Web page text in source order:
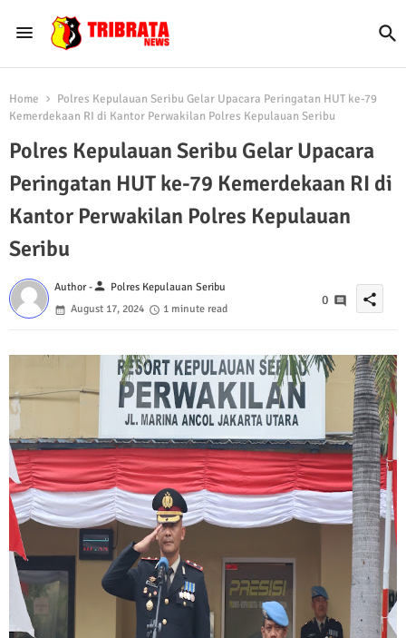
Home
Polres Kepulauan Seribu Gelar Upacara Peringatan HUT ke-79
Kemerdekaan RI di Kantor Perwakilan Polres Kepulauan Seribu
Polres Kepulauan Seribu Gelar Upacara
Peringatan HUT ke-79 Kemerdekaan RI di
Kantor Perwakilan Polres Kepulauan
Seribu
Author -person Polres Kepulauan Seribu
August 17, 2024
1 minute read
0 share